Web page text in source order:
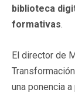
biblioteca
formativas.
El director de
una ponencia